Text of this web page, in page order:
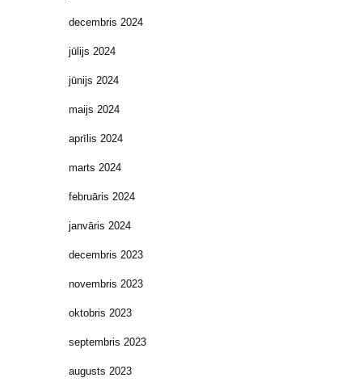
decembris 2024
jūlijs 2024
jūnijs 2024
maijs 2024
aprīlis 2024
marts 2024
februāris 2024
janvāris 2024
decembris 2023
novembris 2023
oktobris 2023
septembris 2023
augusts 2023